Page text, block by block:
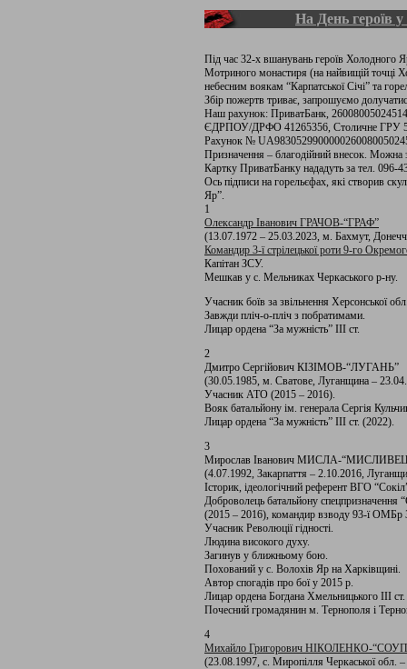
На День героїв
Під час 32-х вшанувань героїв Холодного
Мотриного монастиря (на найвищій точці
небесним воякам “Карпатської Січі” та
Збір пожертв триває, запрошуємо
Наш рахунок: ПриватБанк,
ЄДРПОУ/ДРФО 41265356, Столичне ГРУ
Рахунок №
Призначення – благодійний внесок. Можна
Картку ПриватБанку нададуть за тел. 096-
Ось підписи на горельєфах, які створив
Яр”.
1
Олександр Іванович ГРАЧОВ-“ГРАФ”
(13.07.1972 – 25.03.2023, м. Бахмут,
Командир 3-ї стрілецької роти 9-го
Капітан ЗСУ.
Мешкав у с. Мельниках Черкаського р-ну.
Учасник боїв за звільнення Херсонської
Завжди пліч-о-пліч з побратимами.
Лицар ордена “За мужність” ІІІ ст.
2
Дмитро Сергійович КІЗІМОВ-“ЛУГАНЬ”
(30.05.1985, м. Сватове, Луганщина –
Учасник АТО (2015 – 2016).
Вояк батальйону ім. генерала Сергія
Лицар ордена “За мужність” III ст. (2022).
3
Мирослав Іванович МИСЛА-
(4.07.1992, Закарпаття – 2.10.2016,
Історик, ідеологічний референт ВГО
Доброволець батальйону спецпризначення
(2015 – 2016), командир взводу 93-ї
Учасник Революції гідності.
Людина високого духу.
Загинув у ближньому бою.
Похований у с. Волохів Яр на Харківщині.
Автор спогадів про бої у 2015 р.
Лицар ордена Богдана Хмельницького III
Почесний громадянин м. Тернополя і
4
Михайло Григорович НІКОЛЕНКО-
(23.08.1997, с. Миропілля Черкаської обл.